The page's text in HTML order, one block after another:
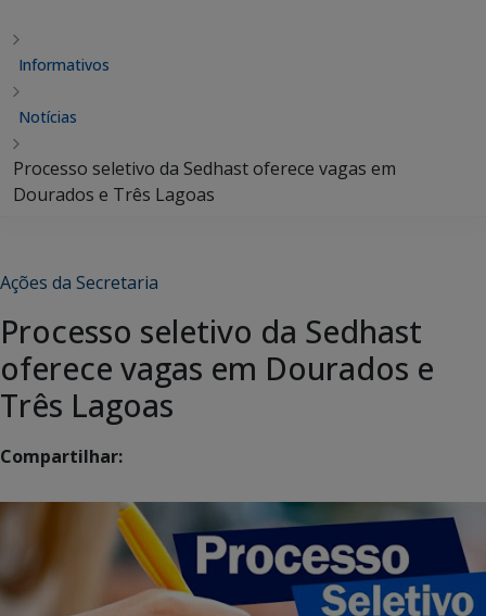
Informativos
Notícias
Processo seletivo da Sedhast oferece vagas em
Dourados e Três Lagoas
Ações da Secretaria
Processo seletivo da Sedhast
oferece vagas em Dourados e
Três Lagoas
Compartilhar: